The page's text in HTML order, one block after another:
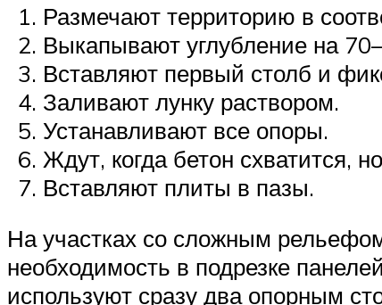
Размечают территорию в
Выкапывают углубление на
Вставляют первый столб и
Заливают лунку раствором.
Устанавливают все опоры.
Ждут, когда бетон схватится,
Вставляют плиты в пазы.
На участках со сложным
необходимость в подрезке
используют сразу два опорным